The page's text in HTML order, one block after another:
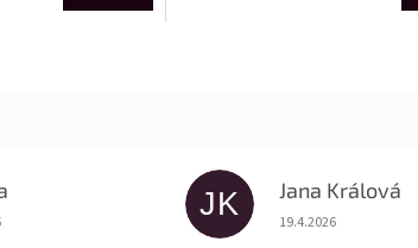
obchodu je 5 z 5 hvězdiček.JK Jana Králová
Hodnocení
19.4.2026